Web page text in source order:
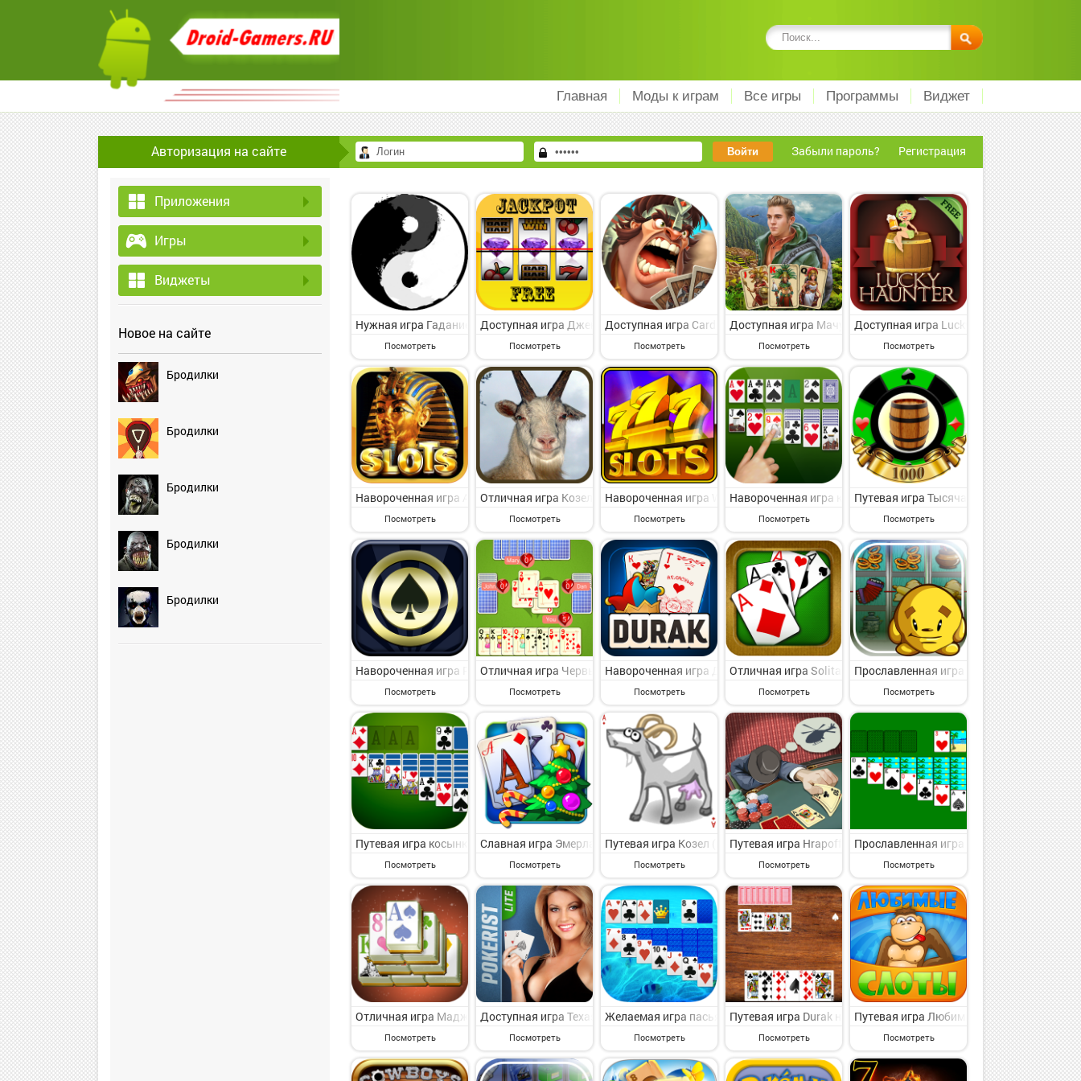
Главная Моды к играм Все игры Программы Виджет
Авторизация на сайте Забыли пароль? Регистрация
Приложения
Игры
Виджеты
Новое на сайте
Бродилки
Бродилки
Бродилки
Бродилки
Бродилки
Нужная игра Гадание Фэн-Шуй Пасьянс на Андроид - представляющая интерес азартная игрушка для искушенного пользователя от
Посмотреть
Доступная игра Джекпот - Игровые автоматы на Андроид - представляющая интерес азартная игрушка для
Посмотреть
Доступная игра Card King: Dragon Wars на Андроид - симпатичная азартная игрушка
Посмотреть
Доступная игра Мачу-Пикчу пасьянс на Андроид - веселая
Посмотреть
Доступная игра Lucky Haunter Slots на
Посмотреть
Навороченная игра Ancient Egypt Casino Slot Game на Андроид - симпатичная азартная игрушка для каждого от великого
Посмотреть
Отличная игра Козел Онлайн на Андроид - симпатичная азартная игрушка для каждого от знаменитого
Посмотреть
Навороченная игра Wild Classic Vegas Slots на Андроид - симпатичная азартная
Посмотреть
Навороченная игра косынка на Андроид - веселая азартная
Посмотреть
Путевая игра Тысяча (Клуб 1000) на
Посмотреть
Навороченная игра Poker House - Texas Holdem на Андроид - представляющая интерес азартная игрушка для искушенного
Посмотреть
Отличная игра Червы для мобильных на Андроид - интересная азартная игрушка для избранных от
Посмотреть
Навороченная игра Дурак — карточная игра на Андроид - интересная азартная
Посмотреть
Отличная игра Solitaire на Андроид - интересная азартная
Посмотреть
Прославленная игра Keks slot machine
Посмотреть
Путевая игра косынка на Андроид - симпатичная азартная игрушка для каждого от великого владельца марки CardGames Studio.
Посмотреть
Славная игра Эмерланд пасьянс на Андроид - веселая азартная игрушка для классного времяпровождения
Посмотреть
Путевая игра Козел (карточная игра) на Андроид - представляющая интерес азартная
Посмотреть
Путевая игра Hrapoff - игра Храп и Свара на Андроид -
Посмотреть
Прославленная игра Косынки на
Посмотреть
Отличная игра Mаджонг пасьянс на Андроид - представляющая интерес азартная игрушка для искушенного пользователя от
Посмотреть
Доступная игра Texas Poker Lite на Андроид - интересная азартная игрушка для избранных от великого
Посмотреть
Желаемая игра пасьянс: океан голубой на Андроид - симпатичная азартная игрушка
Посмотреть
Путевая игра Durak на Андроид - симпатичная азартная
Посмотреть
Путевая игра Любимые слоты на Андроид
Посмотреть